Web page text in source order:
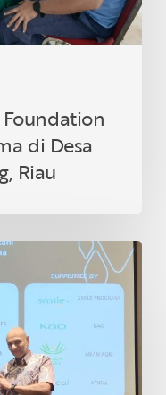
di Desa
Riau